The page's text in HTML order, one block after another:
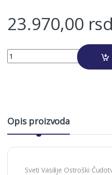
23.970,00 rsd
SVETI VASILIJE OSTROŠКI quantity
Opis proizvoda
Sveti Vasilije Ostroški